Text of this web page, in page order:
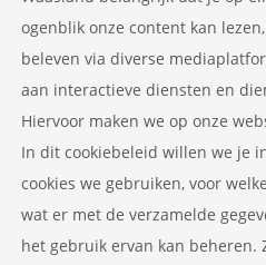
ogenblik onze content kan
beleven via diverse
aan interactieve diensten en
Hiervoor maken we op onze
In dit cookiebeleid willen we je
cookies we gebruiken, voor
wat er met de verzamelde
het gebruik ervan kan beheren.